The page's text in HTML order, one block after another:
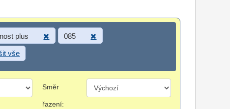
plus 085
vše
Směr
řazení: